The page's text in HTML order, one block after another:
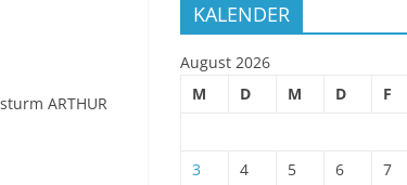
ARTHUR
KALENDER
August 2026
M
D M D F
3
4 5 6 7